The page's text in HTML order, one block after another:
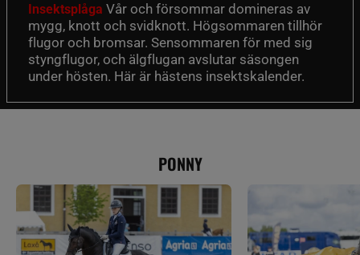
Insektsplåga Vår och försommar domineras av
mygg, knott och svidknott. Högsommaren tillhör
flugor och bromsar. Sensommaren för med sig
styngflugor, och älgflugan avslutar säsongen
under hösten. Här är hästens insektskalender.
PONNY